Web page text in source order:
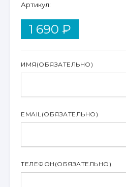
1 690 ₽
ИМЯ (ОБЯЗАТЕЛЬНО)
EMAIL(ОБЯЗАТЕЛЬНО)
ТЕЛЕФОН (ОБЯЗАТЕЛЬНО)
Артикул: